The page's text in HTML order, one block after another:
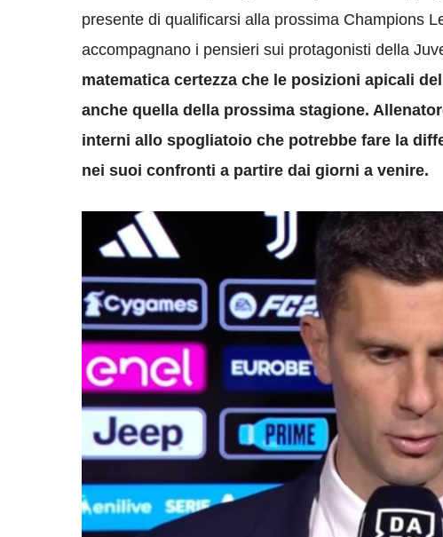
presente di qualificarsi alla prossima Champions
accompagnano i pensieri sui protagonisti della
matematica certezza che le posizioni apicali
anche quella della prossima stagione.
interni allo spogliatoio che potrebbe fare la
nei suoi confronti a partire dai giorni a venire.